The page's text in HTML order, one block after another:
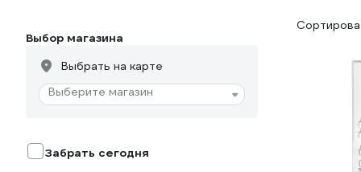
Выбор магазина
Выбрать на карте
Выберите магазин
Забрать сегодня